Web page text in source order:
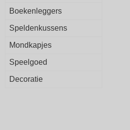
Boekenleggers
Speldenkussens
Mondkapjes
Speelgoed
Decoratie